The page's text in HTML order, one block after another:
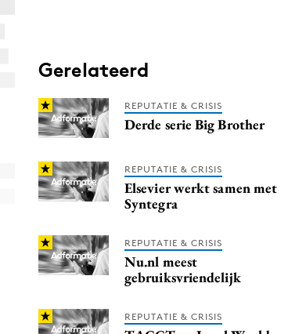
Gerelateerd
REPUTATIE & CRISIS
Derde serie Big Brother
REPUTATIE & CRISIS
Elsevier werkt samen met
Syntegra
REPUTATIE & CRISIS
Nu.nl meest
gebruiksvriendelijk
REPUTATIE & CRISIS